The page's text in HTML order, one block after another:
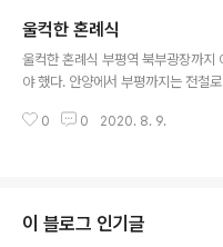
결혼식을 치룬 친구를 말한다. 코로나
학교친구자격으로 참석했다. 경조사
원칙을 가지고 있기 때문에 기꺼이 먼
그렇다고 별도의 가게가 있는 것은 아
울컥한 혼례식
울컥한 혼례식 부평역 북부광장까지
야 했다. 안양에서 부평까지는 전철
제시간에 도착하지 못한다. 차를 몰
위해서이다. 부평역에서 출발한 전세
다 되어서 도착했다. 경기도를 지날
0 0 2020. 8. 9.
이 블로그 인기글